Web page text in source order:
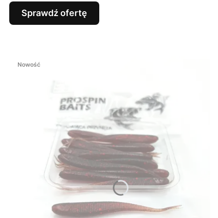
Sprawdź ofertę
Nowość